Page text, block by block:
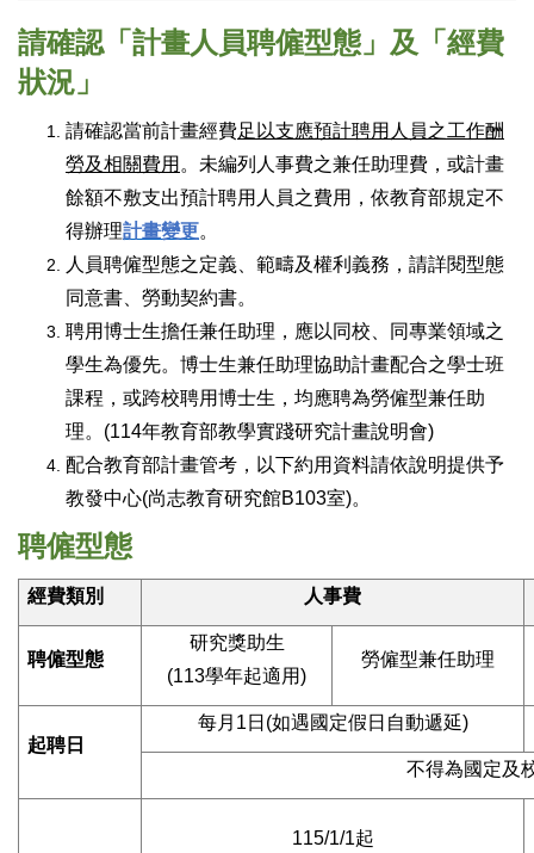
請確認「計畫人員聘僱型態」及「經費
狀況」
請確認當前計畫經費足以支應預計聘用人員之工作酬
勞及相關費用 。未編列人事費之兼任助理費，或計畫
餘額不敷支出預計聘用人員之費用，依教育部規定不
得辦理計畫變更。
人員聘僱型態之定義、範疇及權利義務，請詳閱型態
同意書、勞動契約書。
聘用博士生擔任兼任助理，應以同校、同專業領域之
學生為優先。博士生兼任助理協助計畫配合之學士班
課程，或跨校聘用博士生，均應聘為勞僱型兼任助
理。(114年教育部教學實踐研究計畫說明會)
配合教育部計畫管考，以下約用資料請依說明提供予
教發中心(尚志教育研究館B103室)。
聘僱型態
經費類別 人事費
聘僱型態
研究獎助生
(113學年起適用)
勞僱型兼任助理
起聘日
每月1日(如遇國定假日自動遞延)
不得為國定及
115/1/1起